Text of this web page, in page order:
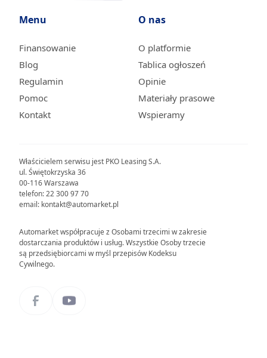
Właścicielem serwisu jest PKO Leasing S.A.
ul. Świętokrzyska 36
00-116 Warszawa
telefon: 22 300 97 70
email: kontakt@automarket.pl
Automarket współpracuje z Osobami trzecimi w zakresie
dostarczania produktów i usług. Wszystkie Osoby trzecie
są przedsiębiorcami w myśl przepisów Kodeksu
Cywilnego.
Menu
Finansowanie
Blog
Regulamin
Pomoc
Kontakt
O nas
O platformie
Tablica ogłoszeń
Opinie
Materiały prasowe
Wspieramy